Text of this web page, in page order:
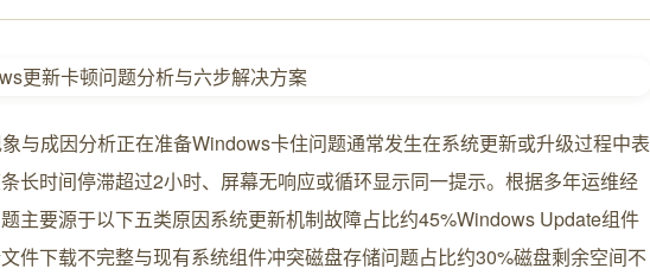
与成因分析正在准备Windows卡住问题通常发生在系统更新或升级过程中表
长时间停滞超过2小时、屏幕无响应或循环显示同一提示。根据多年运维经
主要源于以下五类原因系统更新机制故障占比约45%Windows Update组件
件下载不完整与现有系统组件冲突磁盘存储问题占比约30%磁盘剩余空间不